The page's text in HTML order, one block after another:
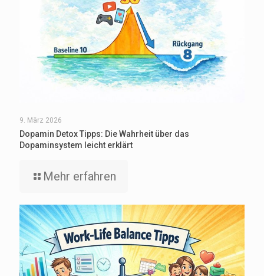
9. März 2026
Dopamin Detox Tipps: Die Wahrheit über das
Dopaminsystem leicht erklärt
Mehr erfahren